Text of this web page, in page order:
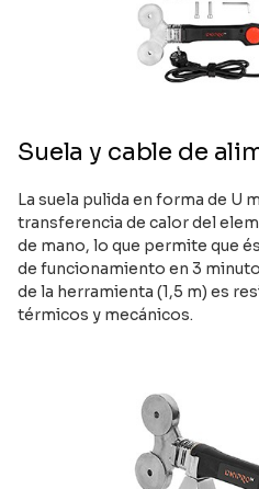
Suela y cable de
La suela pulida en forma de U
transferencia de calor del
de mano, lo que permite que
de funcionamiento en 3
de la herramienta (1,5 m) es
térmicos y mecánicos.